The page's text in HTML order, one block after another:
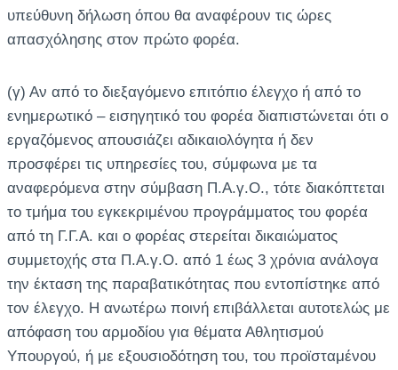
υπεύθυνη δήλωση όπου θα αναφέρουν τις ώρες
απασχόλησης στον πρώτο φορέα.
(γ) Αν από το διεξαγόμενο επιτόπιο έλεγχο ή από το
ενημερωτικό – εισηγητικό του φορέα διαπιστώνεται ότι ο
εργαζόμενος απουσιάζει αδικαιολόγητα ή δεν
προσφέρει τις υπηρεσίες του, σύμφωνα με τα
αναφερόμενα στην σύμβαση Π.Α.γ.Ο., τότε διακόπτεται
το τμήμα του εγκεκριμένου προγράμματος του φορέα
από τη Γ.Γ.Α. και ο φορέας στερείται δικαιώματος
συμμετοχής στα Π.Α.γ.Ο. από 1 έως 3 χρόνια ανάλογα
την έκταση της παραβατικότητας που εντοπίστηκε από
τον έλεγχο. Η ανωτέρω ποινή επιβάλλεται αυτοτελώς με
απόφαση του αρμοδίου για θέματα Αθλητισμού
Υπουργού, ή με εξουσιοδότηση του, του προϊσταμένου